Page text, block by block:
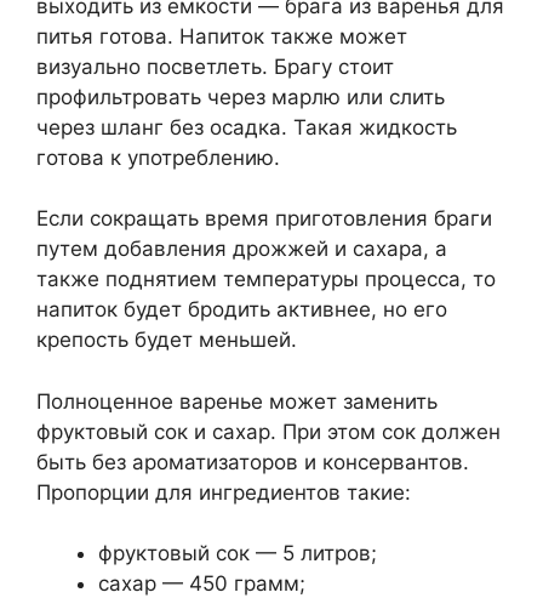
выходить из емкости — брага из варенья для
питья готова. Напиток также может
визуально посветлеть. Брагу стоит
профильтровать через марлю или слить
через шланг без осадка. Такая жидкость
готова к употреблению.
Если сокращать время приготовления браги
путем добавления дрожжей и сахара, а
также поднятием температуры процесса, то
напиток будет бродить активнее, но его
крепость будет меньшей.
Полноценное варенье может заменить
фруктовый сок и сахар. При этом сок должен
быть без ароматизаторов и консервантов.
Пропорции для ингредиентов такие:
фруктовый сок — 5 литров;
сахар — 450 грамм;